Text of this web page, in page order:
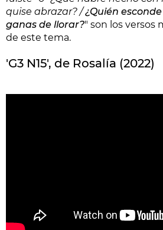
quise abrazar? /¿Quién
ganas de llorar?" son los versos
de este tema.
'G3 N15', de Rosalía (2022)